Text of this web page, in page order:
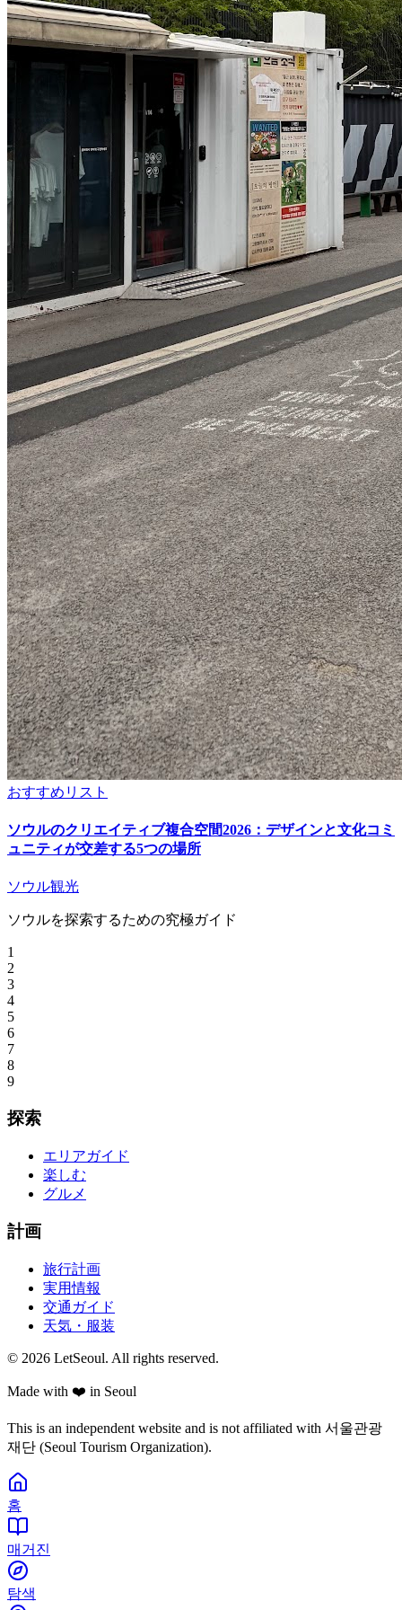
おすすめリスト
ソウルのクリエイティブ複合空間2026：デザインと文化コミ
ュニティが交差する5つの場所
ソウル観光
ソウルを探索するための究極ガイド
1
2
3
4
5
6
7
8
9
探索
エリアガイド
楽しむ
グルメ
計画
旅行計画
実用情報
交通ガイド
天気・服装
© 2026 LetSeoul. All rights reserved.
Made with ❤️ in Seoul
This is an independent website and is not affiliated with 서울관광
재단 (Seoul Tourism Organization).
홈
매거진
탐색